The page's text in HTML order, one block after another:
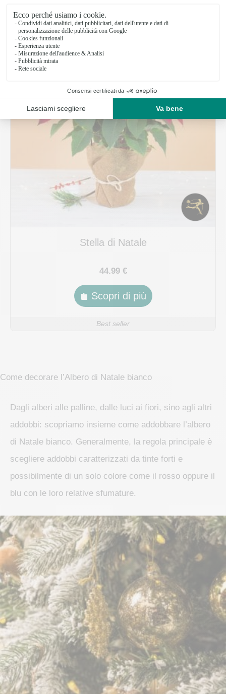
Best seller
Stella di Natale
44.99 €
Scopri di più
Best seller
Come decorare l’Albero di Natale bianco
Dagli alberi alle palline, dalle luci ai fiori, sino agli altri
addobbi: scopriamo insieme come addobbare l’albero
di Natale bianco. Generalmente, la regola principale è
scegliere addobbi caratterizzati da tinte forti e
possibilmente di un solo colore come il rosso oppure il
blu con le loro relative sfumature.